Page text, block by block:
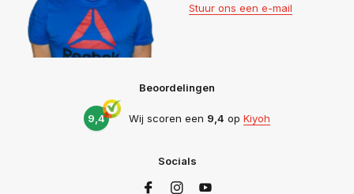
Stuur ons een e-mail
Beoordelingen
9,4 Wij scoren een 9,4 op Kiyoh
Socials